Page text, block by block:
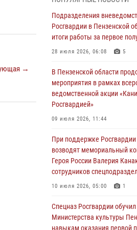
→
легендарного генерала
05 августа 2026, 07:00
Сотрудники пензенского
познакомили участников
05 августа 2026, 06:15 6
В Пензе сотрудники
помощь
05 августа 2026, 04:00
В Пензе при силовой
пресечена деятельность
маскировавшейся под
центр (видео)
04 августа 2026, 07:05
В Управлении Росгвардии
области подвели итоги
Подразделения
Росгвардии в Пензенской
итоги работы за первое
28 июля 2026, 06:08 5
В Пензенской области
мероприятия в рамках
ведомственной акции
Росгвардией»
09 июля 2026, 11:44
При поддержке Росгвардии
возводят мемориальный
Героя России Валерия
сотрудников
10 июля 2026, 05:00 1
Спецназ Росгвардии
Министерства культуры
навыкам оказания первой